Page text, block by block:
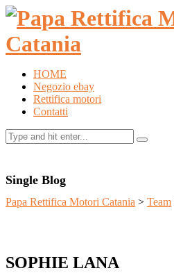
HOME
Negozio ebay
Rettifica motori
Contatti
Single Blog
Papa Rettifica Motori Catania > Team
SOPHIE LANA